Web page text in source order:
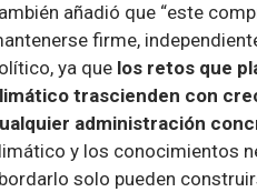
añadió que “este
firme,
ya que los retos que
trascienden con
administración
y los conocimientos
solo pueden